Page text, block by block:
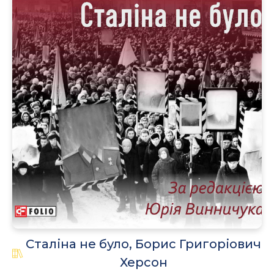
Сталіна не було, Борис Григоріович
Херсон